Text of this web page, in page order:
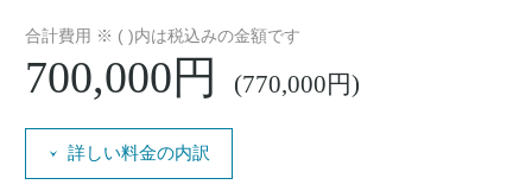
合計費用 ※ ( )内は税込みの金額です
700,000円 (770,000円)
詳しい料金の内訳